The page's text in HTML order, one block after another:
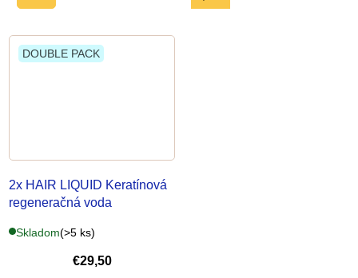
DOUBLE PACK
2x HAIR LIQUID Keratínová
regeneračná voda
Skladom(>5 ks)
€29,50